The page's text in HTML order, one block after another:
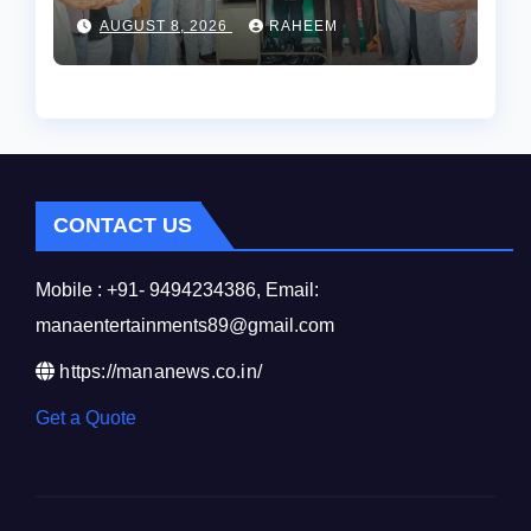
వేడుకలు..
AUGUST 8, 2026 RAHEEM
CONTACT US
Mobile : +91- 9494234386, Email:
manaentertainments89@gmail.com
https://mananews.co.in/
Get a Quote